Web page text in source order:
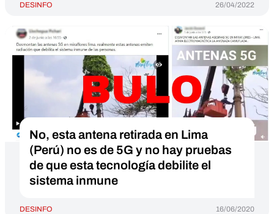
DESINFO 26/04/2022
No, esta antena retirada en Lima
(Perú) no es de 5G y no hay pruebas
de que esta tecnología debilite el
sistema inmune
DESINFO 16/06/2020